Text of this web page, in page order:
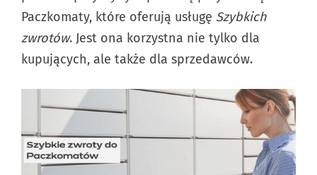
Paczkomaty, które oferują usługę Szybkich
zwrotów. Jest ona korzystna nie tylko dla
kupujących, ale także dla sprzedawców.